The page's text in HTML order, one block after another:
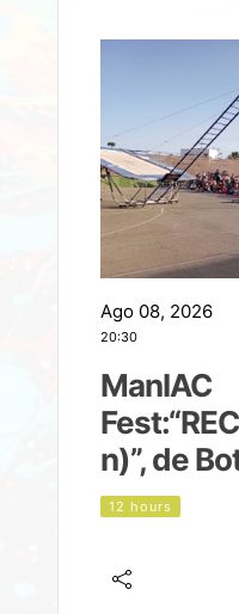
Ago 08, 2026
20:30
ManIAC
n)”, de
12 hours